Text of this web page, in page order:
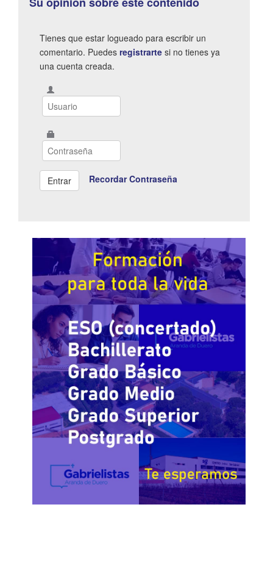
Tienes que estar logueado para escribir un
comentario. Puedes registrarte si no tienes ya
una cuenta creada.
Recordar Contraseña